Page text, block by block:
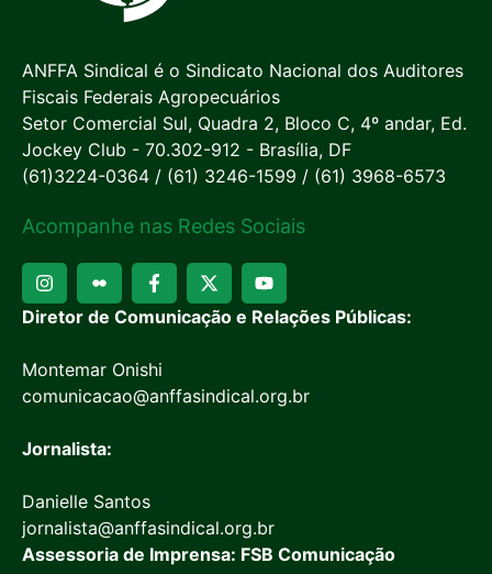
ANFFA Sindical é o Sindicato Nacional dos Auditores
Fiscais Federais Agropecuários
Setor Comercial Sul, Quadra 2, Bloco C, 4º andar, Ed.
Jockey Club - 70.302-912 - Brasília, DF
(61)3224-0364 / (61) 3246-1599 / (61) 3968-6573
Acompanhe nas Redes Sociais
Diretor de Comunicação e Relações Públicas:
Montemar Onishi
comunicacao@anffasindical.org.br
Jornalista:
Danielle Santos
jornalista@anffasindical.org.br
Assessoria de Imprensa: FSB Comunicação